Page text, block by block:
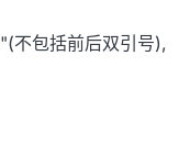
包括前后双引号),